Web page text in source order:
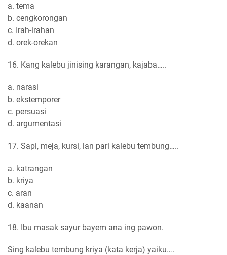
a. tema
b. cengkorongan
c. Irah-irahan
d. orek-orekan
16. Kang kalebu jinising karangan, kajaba…..
a. narasi
b. ekstemporer
c. persuasi
d. argumentasi
17. Sapi, meja, kursi, lan pari kalebu tembung…..
a. katrangan
b. kriya
c. aran
d. kaanan
18. Ibu masak sayur bayem ana ing pawon.
Sing kalebu tembung kriya (kata kerja) yaiku….